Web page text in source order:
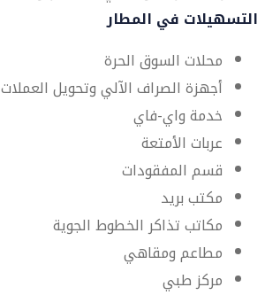
التسهيلات في المطار
محلات السوق الحرة
أجهزة الصراف الآلي وتحويل العملات
خدمة واي-فاي
عربات الأمتعة
قسم المفقودات
مكتب بريد
مكاتب تذاكر الخطوط الجوية
مطاعم ومقاهي
مركز طبي